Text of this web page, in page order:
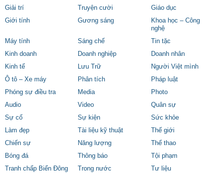
Giải trí
Truyện cười
Giáo dục
Giới tính
Gương sáng
Khoa học – Công
nghệ
Máy tính
Sáng chế
Tin tặc
Kinh doanh
Doanh nghiệp
Doanh nhân
Kinh tế
Lưu Trữ
Người Việt mình
Ô tô – Xe máy
Phân tích
Pháp luật
Phóng sự điều tra
Media
Photo
Audio
Video
Quân sự
Sự cố
Sự kiện
Sức khỏe
Làm đẹp
Tài liệu kỹ thuật
Thế giới
Chiến sự
Năng lượng
Thể thao
Bóng đá
Thông báo
Tội phạm
Tranh chấp Biển Đông
Trong nước Tư liệu